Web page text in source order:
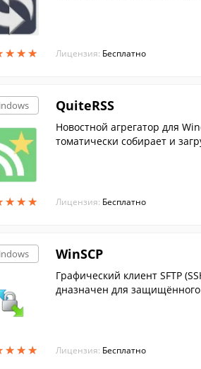
★★★
★★★ Лицензия: Бесплатно
★★★
★★★
QuiteRSS
Новостной агрегатор для
томатически собирает и
Лицензия: Бесплатно
★★★
★★★
WinSCP
Графический клиент SFTP
дназначен для
Лицензия: Бесплатно